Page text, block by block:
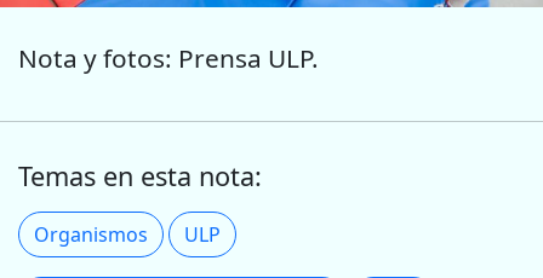
Nota y fotos: Prensa ULP.
Temas en esta nota:
Organismos ULP